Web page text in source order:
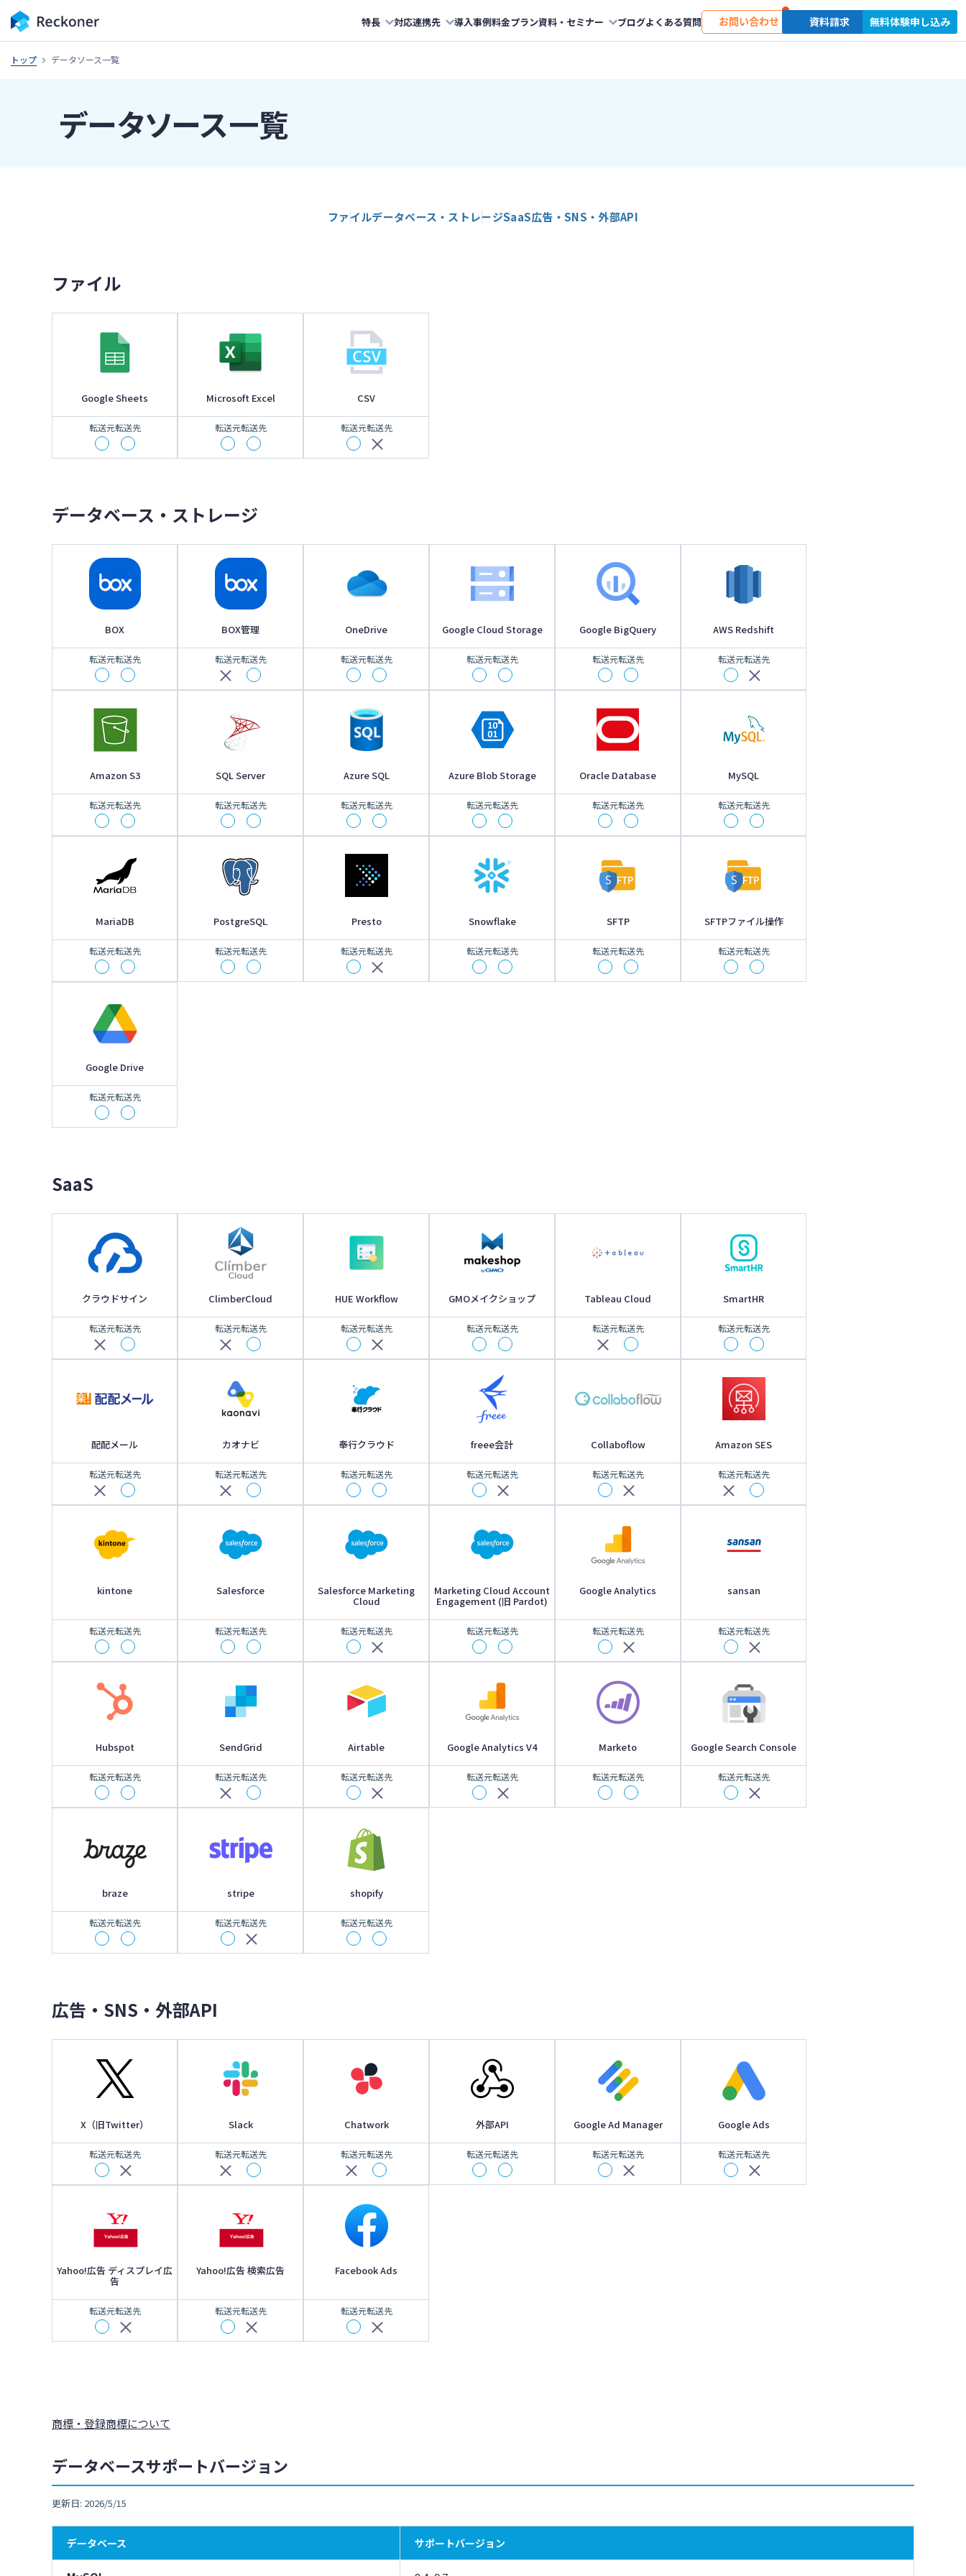
特長 対応連携先 導入事例料金プラン資料・セミナー ブログよくある質問 お問い合わせ 資料請求 無料体験申し込み
トップ データソース一覧
データソース一覧
ファイルデータベース・ストレージSaaS広告・SNS・外部API
ファイル
Google Sheets
転送元転送先
Microsoft Excel
転送元転送先
CSV
転送元転送先
データベース・ストレージ
BOX
転送元転送先
BOX管理
転送元転送先
OneDrive
転送元転送先
Google Cloud Storage
転送元転送先
Google BigQuery
転送元転送先
AWS Redshift
転送元転送先
Amazon S3
転送元転送先
SQL Server
転送元転送先
Azure SQL
転送元転送先
Azure Blob Storage
転送元転送先
Oracle Database
転送元転送先
MySQL
転送元転送先
MariaDB
転送元転送先
PostgreSQL
転送元転送先
Presto
転送元転送先
Snowflake
転送元転送先
SFTP
転送元転送先
SFTPファイル操作
転送元転送先
Google Drive
転送元転送先
SaaS
クラウドサイン
転送元転送先
ClimberCloud
転送元転送先
HUE Workflow
転送元転送先
GMOメイクショップ
転送元転送先
Tableau Cloud
転送元転送先
SmartHR
転送元転送先
配配メール
転送元転送先
カオナビ
転送元転送先
奉行クラウド
転送元転送先
freee会計
転送元転送先
Collaboflow
転送元転送先
Amazon SES
転送元転送先
kintone
転送元転送先
Salesforce
転送元転送先
Salesforce Marketing
Cloud
転送元転送先
Marketing Cloud Account
Engagement (旧 Pardot)
転送元転送先
Google Analytics
転送元転送先
sansan
転送元転送先
Hubspot
転送元転送先
SendGrid
転送元転送先
Airtable
転送元転送先
Google Analytics V4
転送元転送先
Marketo
転送元転送先
Google Search Console
転送元転送先
braze
転送元転送先
stripe
転送元転送先
shopify
転送元転送先
広告・SNS・外部API
X（旧Twitter）
転送元転送先
Slack
転送元転送先
Chatwork
転送元転送先
外部API
転送元転送先
Google Ad Manager
転送元転送先
Google Ads
転送元転送先
Yahoo!広告 ディスプレイ広
告
転送元転送先
Yahoo!広告 検索広告
転送元転送先
Facebook Ads
転送元転送先
商標・登録商標について
データベースサポートバージョン
更新日: 2026/5/15
データベース サポートバージョン